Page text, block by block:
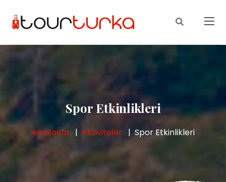
Spor Etkinlikleri
AnaSayfa Aktiviteler Spor Etkinlikleri